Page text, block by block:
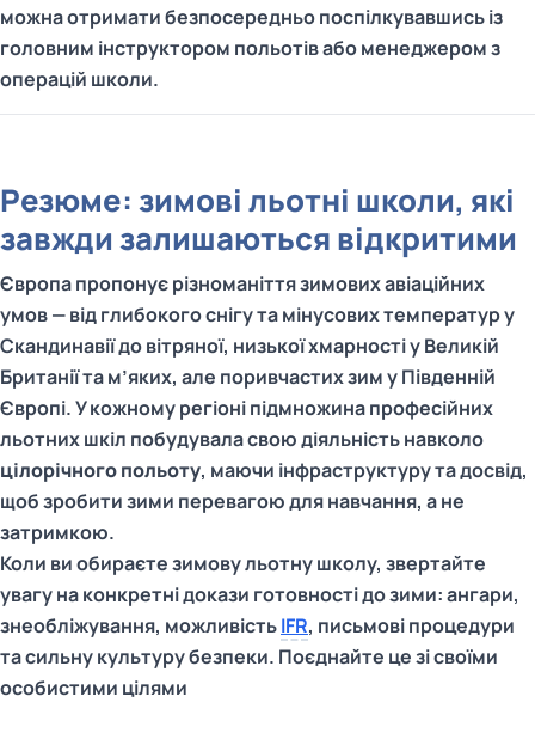
можна отримати безпосередньо поспілкувавшись із
головним інструктором польотів або менеджером з
операцій школи.
Резюме: зимові льотні школи, які
завжди залишаються відкритими
Європа пропонує різноманіття зимових авіаційних
умов — від глибокого снігу та мінусових температур у
Скандинавії до вітряної, низької хмарності у Великій
Британії та м’яких, але поривчастих зим у Південній
Європі. У кожному регіоні підмножина професійних
льотних шкіл побудувала свою діяльність навколо
цілорічного польоту, маючи інфраструктуру та досвід,
щоб зробити зими перевагою для навчання, а не
затримкою.
Коли ви обираєте зимову льотну школу, звертайте
увагу на конкретні докази готовності до зими: ангари,
знеобліжування, можливістьIFR, письмові процедури
та сильну культуру безпеки. Поєднайте це зі своїми
особистими цілями